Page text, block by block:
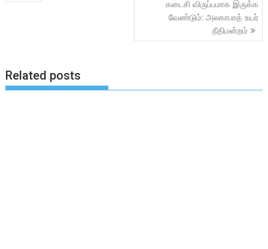
கடைசி விருப்பமாக இருக்க
வேண்டும்: அலகாபாத் உயர்
நீதிமன்றம்
Related posts